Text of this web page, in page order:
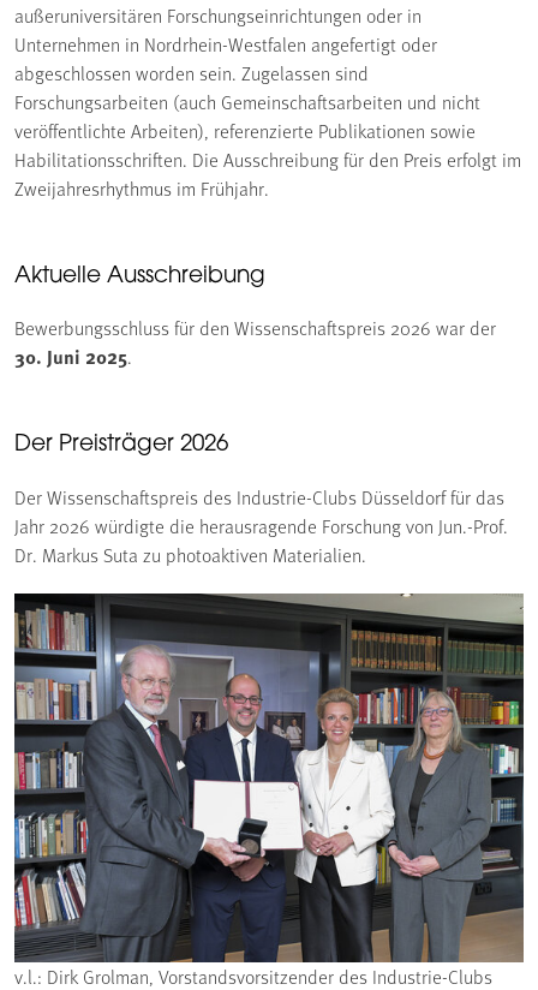
außeruniversitären Forschungseinrichtungen oder in
Unternehmen in Nordrhein-Westfalen angefertigt oder
abgeschlossen worden sein. Zugelassen sind
Forschungsarbeiten (auch Gemeinschaftsarbeiten und nicht
veröffentlichte Arbeiten), referenzierte Publikationen sowie
Habilitationsschriften. Die Ausschreibung für den Preis erfolgt im
Zweijahresrhythmus im Frühjahr.
Aktuelle Ausschreibung
Bewerbungsschluss für den Wissenschaftspreis 2026 war der
30. Juni 2025.
Der Preisträger 2026
Der Wissenschaftspreis des Industrie-Clubs Düsseldorf für das
Jahr 2026 würdigte die herausragende Forschung von Jun.-Prof.
Dr. Markus Suta zu photoaktiven Materialien.
v.l.: Dirk Grolman, Vorstandsvorsitzender des Industrie-Clubs